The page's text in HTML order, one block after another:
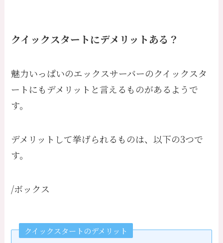
クイックスタートにデメリットある？
魅力いっぱいのエックスサーバーのクイックスタ
ートにもデメリットと言えるものがあるようで
す。
デメリットして挙げられるものは、以下の3つで
す。
/ボックス
クイックスタートのデメリット